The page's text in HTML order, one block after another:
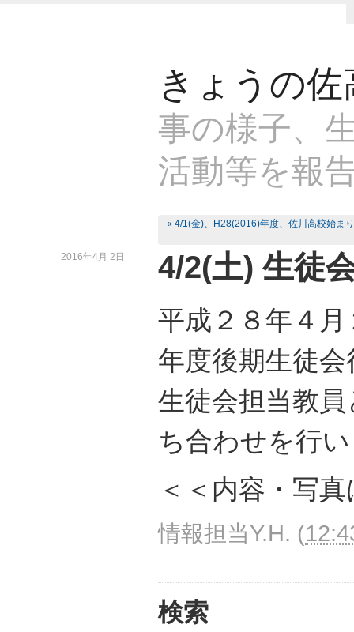
きょうの佐
事の様子、
活動等を報
« 4/1(金)、H28(2016)年度、佐川高校始ま
2016年4月 2日 4/2(土) 生徒
平成２８年４
年度後期生徒
生徒会担当教
ち合わせを行
＜＜内容・写
情報担当Y.H. (
検索